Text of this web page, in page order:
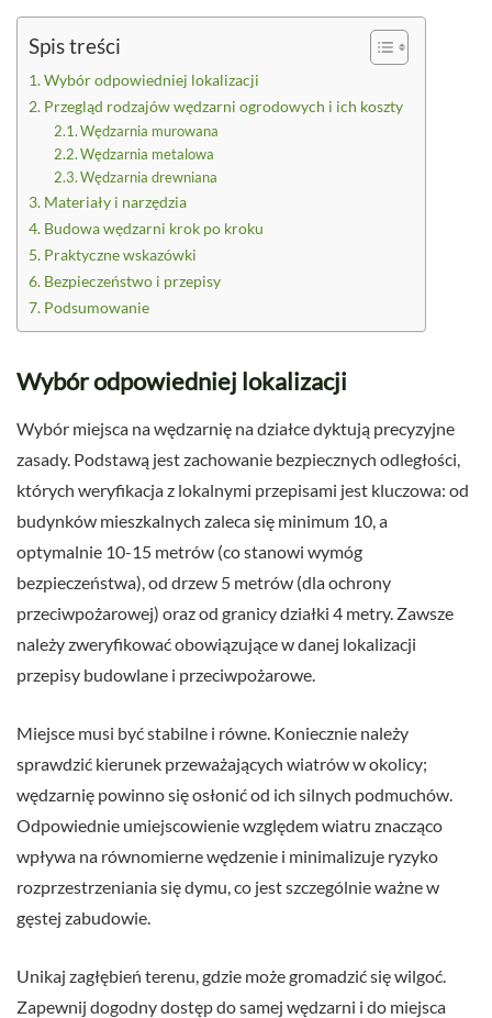
Spis treści
Wybór odpowiedniej lokalizacji
Przegląd rodzajów wędzarni ogrodowych i ich koszty
Wędzarnia murowana
Wędzarnia metalowa
Wędzarnia drewniana
Materiały i narzędzia
Budowa wędzarni krok po kroku
Praktyczne wskazówki
Bezpieczeństwo i przepisy
Podsumowanie
Wybór odpowiedniej lokalizacji
Wybór miejsca na wędzarnię na działce dyktują precyzyjne
zasady. Podstawą jest zachowanie bezpiecznych odległości,
których weryfikacja z lokalnymi przepisami jest kluczowa: od
budynków mieszkalnych zaleca się minimum 10, a
optymalnie 10-15 metrów (co stanowi wymóg
bezpieczeństwa), od drzew 5 metrów (dla ochrony
przeciwpożarowej) oraz od granicy działki 4 metry. Zawsze
należy zweryfikować obowiązujące w danej lokalizacji
przepisy budowlane i przeciwpożarowe.
Miejsce musi być stabilne i równe. Koniecznie należy
sprawdzić kierunek przeważających wiatrów w okolicy;
wędzarnię powinno się osłonić od ich silnych podmuchów.
Odpowiednie umiejscowienie względem wiatru znacząco
wpływa na równomierne wędzenie i minimalizuje ryzyko
rozprzestrzeniania się dymu, co jest szczególnie ważne w
gęstej zabudowie.
Unikaj zagłębień terenu, gdzie może gromadzić się wilgoć.
Zapewnij dogodny dostęp do samej wędzarni i do miejsca